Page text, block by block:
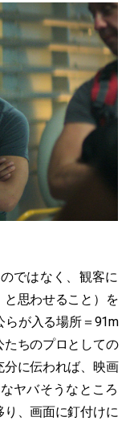
ではなく、観客に
と思わせること）を
らが入る場所＝91m
ちのプロとしての
に伝われば、映画
ヤバそうなところ
、画面に釘付けに